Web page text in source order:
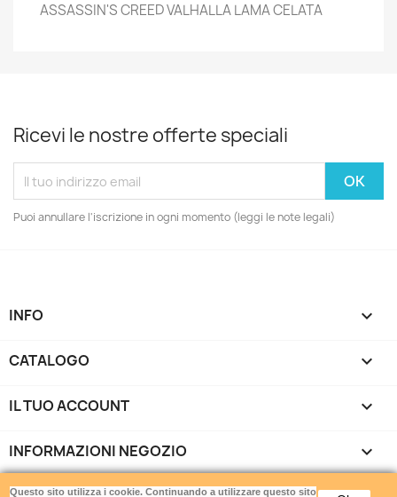
ASSASSIN'S CREED VALHALLA LAMA CELATA
Ricevi le nostre offerte speciali
Puoi annullare l'iscrizione in ogni momento (leggi le note legali)
INFO 
CATALOGO 
IL TUO ACCOUNT 
INFORMAZIONI NEGOZIO keyboard_arrow_down
Questo sito utilizza i cookie. Continuando a utilizzare questo sito
Gamemania srls - Via di Torrevecchia 220 - 00168 Roma -